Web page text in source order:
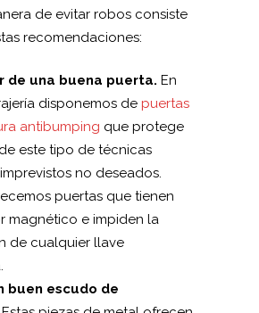
de evitar robos consiste
recomendaciones:
de una buena puerta. En
disponemos de puertas
antibumping que protege
este tipo de técnicas
no deseados.
puertas que tienen
magnético e impiden la
de cualquier llave
buen escudo de